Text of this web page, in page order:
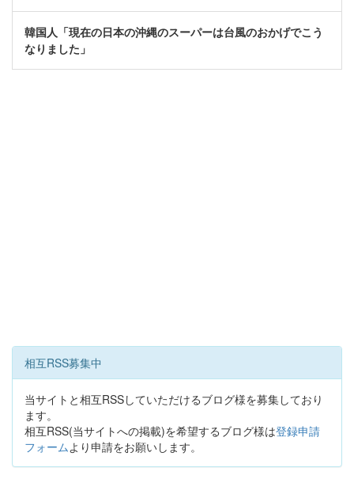
韓国人「現在の日本の沖縄のスーパーは台風のおかげでこう
なりました」
相互RSS募集中
当サイトと相互RSSしていただけるブログ様を募集しており
ます。
相互RSS(当サイトへの掲載)を希望するブログ様は登録申請
フォームより申請をお願いします。